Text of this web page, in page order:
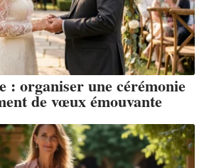
: organiser une cérémonie
de vœux émouvante